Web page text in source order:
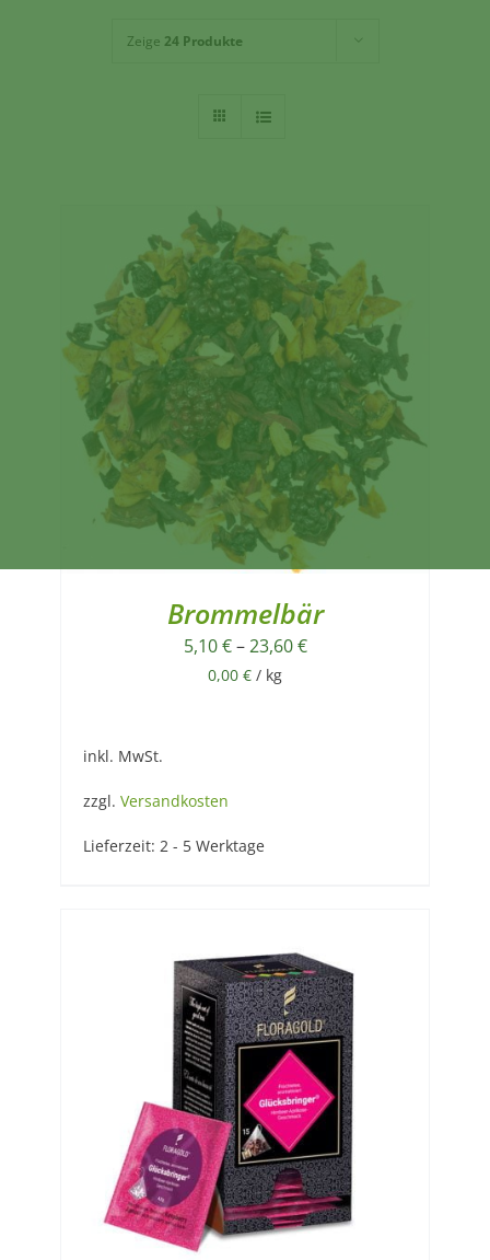
Zeige 24 Produkte
Brommelbär
5,10€–23,60€
0,00 € / kg
inkl. MwSt.
zzgl. Versandkosten
Lieferzeit: 2 - 5 Werktage